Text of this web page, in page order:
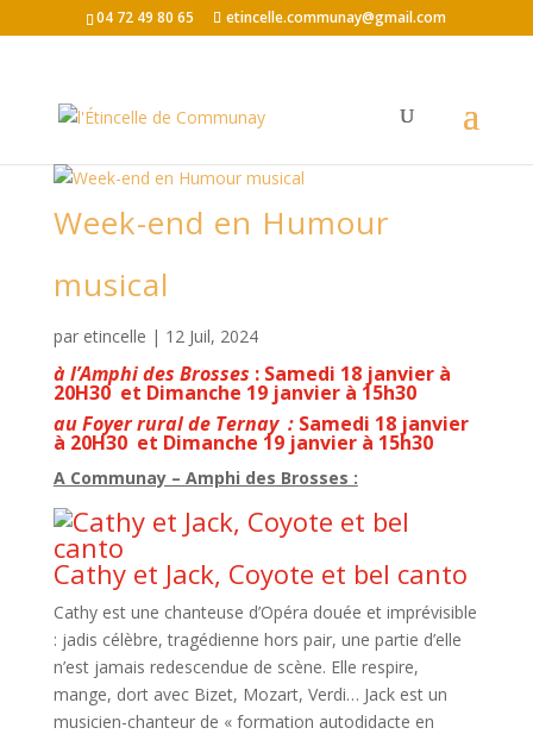
04 72 49 80 65 etincelle.communay@gmail.com
Week-end en Humour
musical
par etincelle | 12 Juil, 2024
à l’Amphi des Brosses : Samedi 18 janvier à
20H30 et Dimanche 19 janvier à 15h30
au Foyer rural de Ternay : Samedi 18 janvier
à 20H30 et Dimanche 19 janvier à 15h30
A Communay – Amphi des Brosses :
Cathy et Jack, Coyote et bel canto
Cathy est une chanteuse d’Opéra douée et imprévisible
: jadis célèbre, tragédienne hors pair, une partie d’elle
n’est jamais redescendue de scène. Elle respire,
mange, dort avec Bizet, Mozart, Verdi… Jack est un
musicien-chanteur de « formation autodidacte en